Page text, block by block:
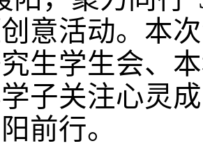
意活动。本
生学生会、
子关注心灵
前行。